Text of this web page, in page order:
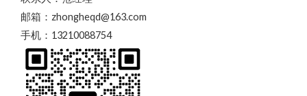
邮箱：zhongheqd@163.com
手机：13210088754